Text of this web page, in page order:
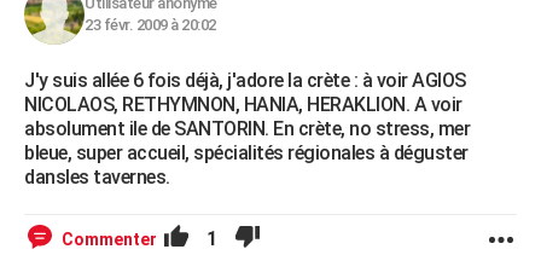
23 févr. 2009 à 20:02
J'y suis allée 6 fois déjà, j'adore la crète : à voir AGIOS
NICOLAOS, RETHYMNON, HANIA, HERAKLION. A voir
absolument ile de SANTORIN. En crète, no stress, mer
bleue, super accueil, spécialités régionales à déguster
dansles tavernes.
Commenter 1